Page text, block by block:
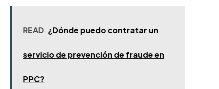
READ ¿Dónde puedo contratar un
servicio de prevención de fraude en
PPC?